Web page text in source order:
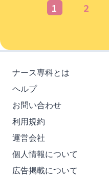
1 2
ナース専科とは
ヘルプ
お問い合わせ
利用規約
運営会社
個人情報について
広告掲載について